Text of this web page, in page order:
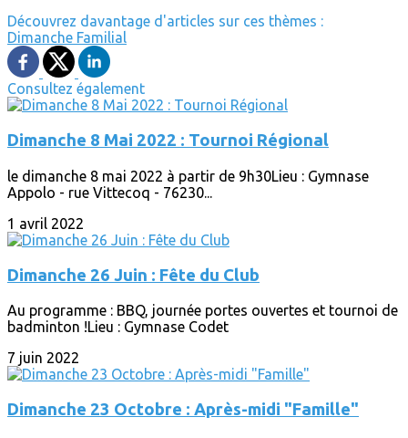
Découvrez davantage d'articles sur ces thèmes :
Dimanche Familial
Consultez également
Dimanche 8 Mai 2022 : Tournoi Régional
le dimanche 8 mai 2022 à partir de 9h30Lieu : Gymnase
Appolo - rue Vittecoq - 76230...
1 avril 2022
Dimanche 26 Juin : Fête du Club
Au programme : BBQ, journée portes ouvertes et tournoi de
badminton !Lieu : Gymnase Codet
7 juin 2022
Dimanche 23 Octobre : Après-midi "Famille"